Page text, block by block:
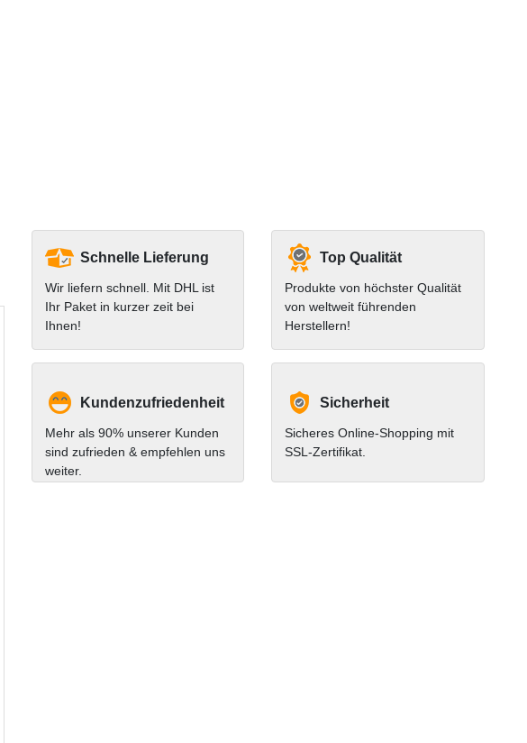
Schnelle Lieferung
Wir liefern schnell. Mit DHL ist
Ihr Paket in kurzer zeit bei
Ihnen!
Top Qualität
Produkte von höchster Qualität
von weltweit führenden
Herstellern!
Kundenzufriedenheit
Mehr als 90% unserer Kunden
sind zufrieden & empfehlen uns
weiter.
Sicherheit
Sicheres Online-Shopping mit
SSL-Zertifikat.